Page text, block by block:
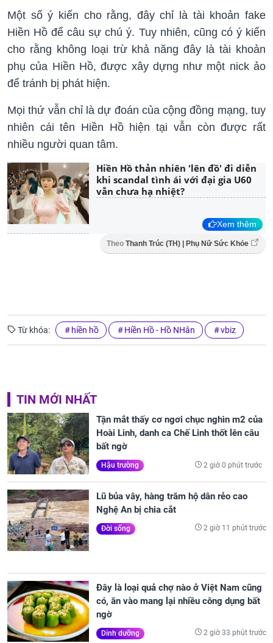
Một số ý kiến cho rằng, đây chỉ là tài khoản fake
Hiền Hồ để câu sự chú ý. Tuy nhiên, cũng có ý kiến
cho rằng không loại trừ khả năng đây là tài khoản
phụ của Hiền Hồ, được xây dựng như một nick ảo
để tránh bị phát hiện.
Mọi thứ vẫn chỉ là dự đoán của cộng đồng mạng, tuy
nhiên cái tên Hiền Hồ hiện tại vẫn còn được rất
nhiều người quan tâm.
Hiền Hồ thản nhiên 'lên đồ' đi diễn
khi scandal tình ái với đại gia U60
vẫn chưa hạ nhiệt?
Xem thêm
Theo Thanh Trúc (TH) | Phụ Nữ Sức Khỏe
Từ khóa: hiền hồ Hiền Hồ - Hồ NHân vbiz
TIN MỚI NHẤT
Tận mắt thấy cơ ngơi chục nghìn m2 của
Hoài Linh, danh ca Chế Linh thốt lên câu
bất ngờ
Hậu trường 2 giờ 0 phút trước
Lũ bủa vây, hàng trăm hộ dân rẻo cao
Nghệ An bị chia cắt
Đời sống 2 giờ 11 phút trước
Đây là loại quả chợ nào ở Việt Nam cũng
có, ăn vào mang lại nhiều công dụng bất
ngờ
Dinh dưỡng 2 giờ 33 phút trước